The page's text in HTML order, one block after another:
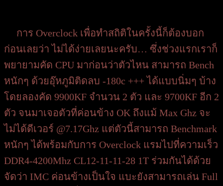
การ Overclock เพื่อทำสถิติในครั้งนี้ก็ต้องบอก
ก่อนเลยว่า ไม่ได้ง่ายเลยนะครับ… ซึ่งช่วงแรกเราก็
พยายามคัด CPU มาก่อนว่าตัวไหน สามารถ Bench
หนักๆ ด้วยอุ๊หภูมิติดลบ -180c +++ ได้แบบนิ่มๆ บ้าง
โดยลองคัด 9900KF จำนวน 2 ตัว และ 9700KF อีก 2
ตัว จนมาเจอตัวที่ค่อนข้าง OK ถึงแม้ Max Ghz จะ
ไม่ได้ดีเวอร์ @7.17Ghz แต่ตัวนี้สามารถ Benchmark
หนักๆ ได้พร้อมกับการ Overclock แรมไปที่ความเร็ว
DDR4-4200Mhz CL12-11-11-28 1T ร่วมกันได้ด้วย
จัดว่า IMC ค่อนข้างเป็นใจ แบะยังสามารถเล่น Full